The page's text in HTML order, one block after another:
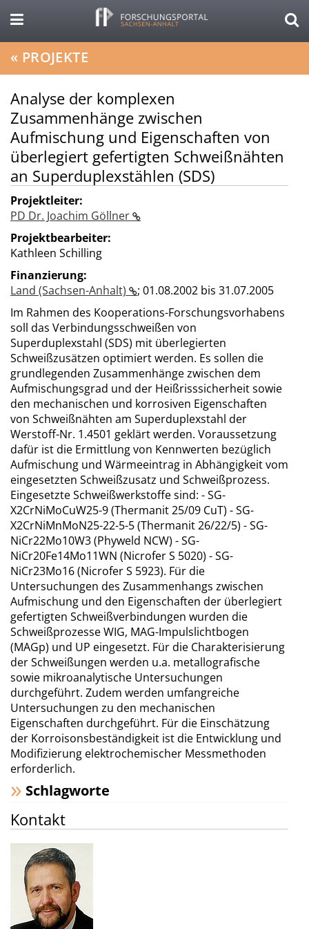
« PROJEKTE
Analyse der komplexen
Zusammenhänge zwischen
Aufmischung und Eigenschaften von
überlegiert gefertigten Schweißnähten
an Superduplexstählen (SDS)
Projektleiter:
PD Dr. Joachim Göllner
Projektbearbeiter:
Kathleen Schilling
Finanzierung:
Land (Sachsen-Anhalt)
; 01.08.2002 bis 31.07.2005
Im Rahmen des Kooperations-Forschungsvorhabens
soll das Verbindungsschweißen von
Superduplexstahl (SDS) mit überlegierten
Schweißzusätzen optimiert werden. Es sollen die
grundlegenden Zusammenhänge zwischen dem
Aufmischungsgrad und der Heißrisssicherheit sowie
den mechanischen und korrosiven Eigenschaften
von Schweißnähten am Superduplexstahl der
Werstoff-Nr. 1.4501 geklärt werden. Voraussetzung
dafür ist die Ermittlung von Kennwerten bezüglich
Aufmischung und Wärmeeintrag in Abhängigkeit vom
eingesetzten Schweißzusatz und Schweißprozess.
Eingesetzte Schweißwerkstoffe sind: - SG-
X2CrNiMoCuW25-9 (Thermanit 25/09 CuT) - SG-
X2CrNiMnMoN25-22-5-5 (Thermanit 26/22/5) - SG-
NiCr22Mo10W3 (Phyweld NCW) - SG-
NiCr20Fe14Mo11WN (Nicrofer S 5020) - SG-
NiCr23Mo16 (Nicrofer S 5923). Für die
Untersuchungen des Zusammenhangs zwischen
Aufmischung und den Eigenschaften der überlegiert
gefertigten Schweißverbindungen wurden die
Schweißprozesse WIG, MAG-Impulslichtbogen
(MAGp) und UP eingesetzt. Für die Charakterisierung
der Schweißungen werden u.a. metallografische
sowie mikroanalytische Untersuchungen
durchgeführt. Zudem werden umfangreiche
Untersuchungen zu den mechanischen
Eigenschaften durchgeführt. Für die Einschätzung
der Korroisonsbeständigkeit ist die Entwicklung und
Modifizierung elektrochemischer Messmethoden
erforderlich.
Schlagworte
Kontakt